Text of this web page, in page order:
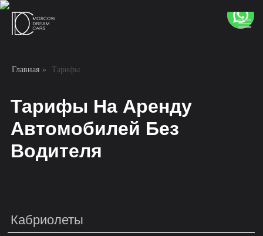
Главная » Тарифы
Тарифы На Аренду
Автомобилей Без
Водителя
Кабриолеты